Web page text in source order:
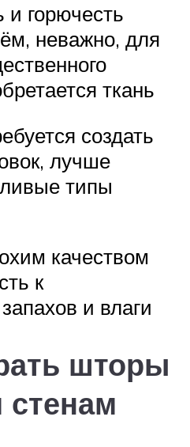
и горючесть
неважно, для
ткань
создать
лучше
типы
качеством
к
и влаги
шторы